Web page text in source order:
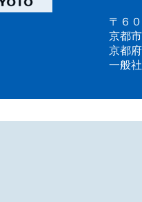
〒６
京都
京都
一般